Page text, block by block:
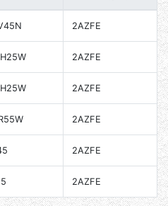
2AZFE
2AZFE
2AZFE
2AZFE
2AZFE
2AZFE